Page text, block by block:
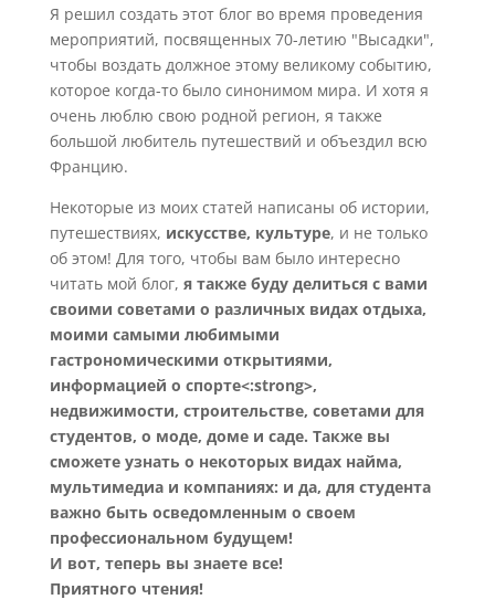
Я решил создать этот блог во время проведения
мероприятий, посвященных 70-летию "Высадки",
чтобы воздать должное этому великому событию,
которое когда-то было синонимом мира. И хотя я
очень люблю свою родной регион, я также
большой любитель путешествий и объездил всю
Францию.
Некоторые из моих статей написаны об истории,
путешествиях, искусстве, культуре, и не только
об этом! Для того, чтобы вам было интересно
читать мой блог, я также буду делиться с вами
своими советами о различных видах отдыха,
моими самыми любимыми
гастрономическими открытиями,
информацией о спорте<:strong>,
недвижимости, строительстве, советами для
студентов, о моде, доме и саде. Также вы
сможете узнать о некоторых видах найма,
мультимедиа и компаниях: и да, для студента
важно быть осведомленным о своем
профессиональном будущем!
И вот, теперь вы знаете все!
Приятного чтения!